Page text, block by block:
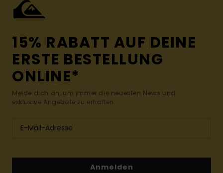
15% RABATT AUF DEINE
ERSTE BESTELLUNG
ONLINE*
Melde dich an, um immer die neuesten News und
exklusive Angebote zu erhalten.
Anmelden